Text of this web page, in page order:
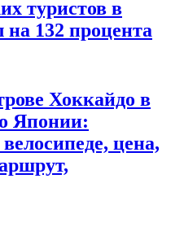
туристов в
132 процента
Хоккайдо в
Японии:
цена,